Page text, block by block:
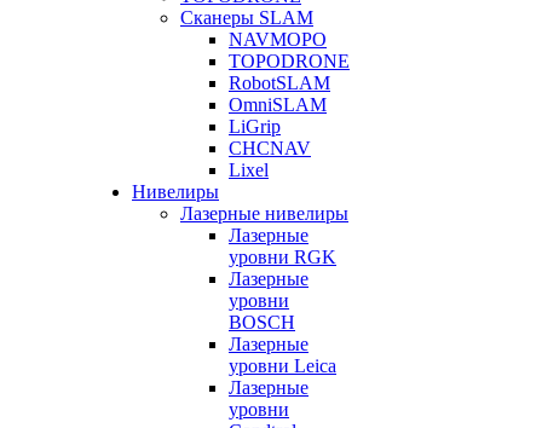
Сканеры SLAM
NAVMOPO
TOPODRONE
RobotSLAM
OmniSLAM
LiGrip
CHCNAV
Lixel
Нивелиры
Лазерные нивелиры
Лазерные
уровни RGK
Лазерные
уровни
BOSCH
Лазерные
уровни Leica
Лазерные
уровни